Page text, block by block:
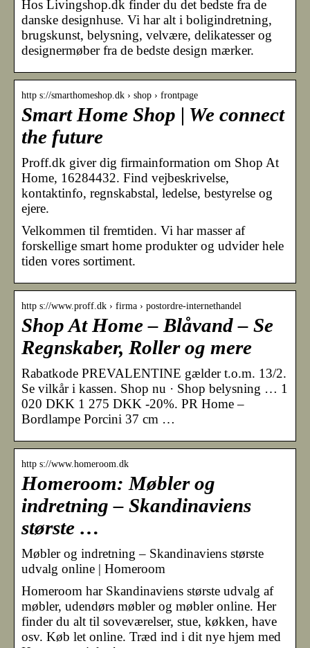
Hos Livingshop.dk finder du det bedste fra de
danske designhuse. Vi har alt i boligindretning,
brugskunst, belysning, velvære, delikatesser og
designermøber fra de bedste design mærker.
http s://smarthomeshop.dk › shop › frontpage
Smart Home Shop | We connect
the future
Proff.dk giver dig firmainformation om Shop At
Home, 16284432. Find vejbeskrivelse,
kontaktinfo, regnskabstal, ledelse, bestyrelse og
ejere.
Velkommen til fremtiden. Vi har masser af
forskellige smart home produkter og udvider hele
tiden vores sortiment.
http s://www.proff.dk › firma › postordre-internethandel
Shop At Home – Blåvand – Se
Regnskaber, Roller og mere
Rabatkode PREVALENTINE gælder t.o.m. 13/2.
Se vilkår i kassen. Shop nu · Shop belysning … 1
020 DKK 1 275 DKK -20%. PR Home –
Bordlampe Porcini 37 cm …
http s://www.homeroom.dk
Homeroom: Møbler og
indretning – Skandinaviens
største …
Møbler og indretning – Skandinaviens største
udvalg online | Homeroom
Homeroom har Skandinaviens største udvalg af
møbler, udendørs møbler og møbler online. Her
finder du alt til soveværelser, stue, køkken, have
osv. Køb let online. Træd ind i dit nye hjem med